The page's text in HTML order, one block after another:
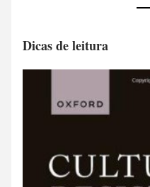
Dicas de leitura